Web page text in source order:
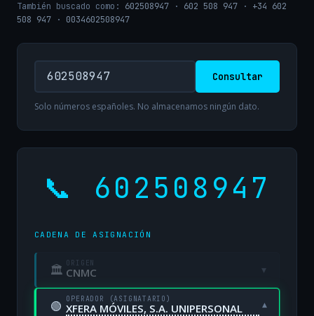
También buscado como: 602508947 · 602 508 947 · +34 602
508 947 · 0034602508947
Consultar
Solo números españoles. No almacenamos ningún dato.
📞 602508947
CADENA DE ASIGNACIÓN
🏛 ORIGEN
CNMC ▾
🟢 OPERADOR (ASIGNATARIO)
XFERA MÓVILES, S.A. UNIPERSONAL ▾